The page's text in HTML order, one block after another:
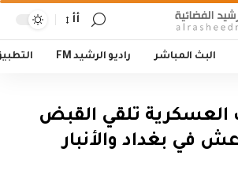
أأ
البث المباشر راديو الرشيد FM
العسكرية تلقي القبض
) دواعش في بغداد والأنبار